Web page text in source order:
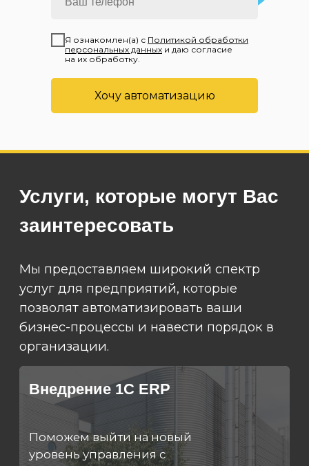
Я ознакомлен(а) с Политикой обработки
персональных данных и даю согласие
на их обработку.
Хочу автоматизацию